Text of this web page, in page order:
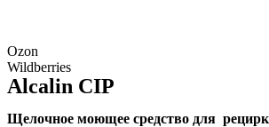
Ozon
Wildberries
Alcalin CIP
Щелочное моющее средство для